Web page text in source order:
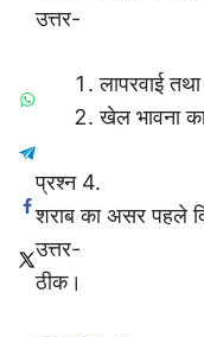
उत्तर-
लापरवाई
खेल भावना
प्रश्न 4.
शराब का असर पहले
उत्तर-
ठीक।